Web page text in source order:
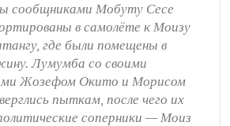
сообщниками Мобуту Сесе
в самолёте к Моизу
где были помещены в
Лумумба со своими
Жозефом Окито и Морисом
пыткам, после чего их
соперники — Моиз